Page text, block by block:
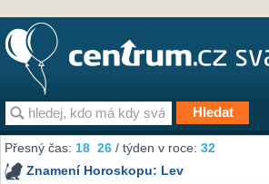
Přesný čas:18 26 / týden v roce:32
Znamení Horoskopu: Lev